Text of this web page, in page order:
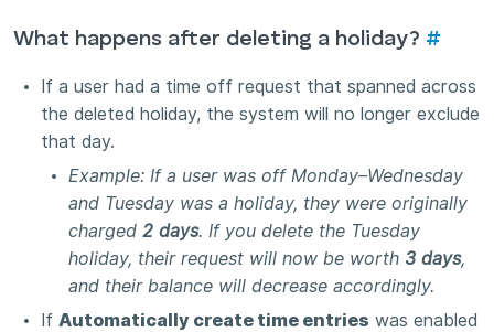
What happens after deleting a holiday? #
If a user had a time off request that spanned across
the deleted holiday, the system will no longer exclude
that day.
Example: If a user was off Monday–Wednesday
and Tuesday was a holiday, they were originally
charged 2 days. If you delete the Tuesday
holiday, their request will now be worth 3 days,
and their balance will decrease accordingly.
If Automatically create time entries was enabled